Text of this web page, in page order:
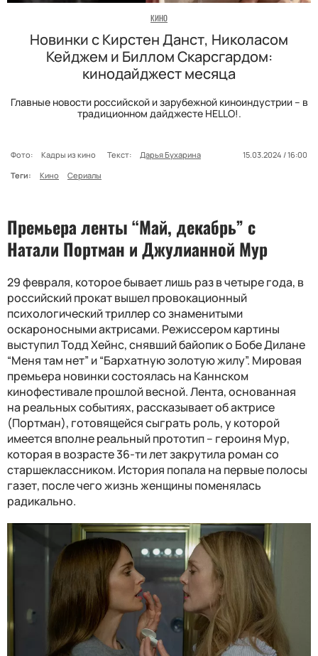
КИНО
Новинки с Кирстен Данст, Николасом
Кейджем и Биллом Скарсгардом:
кинодайджест месяца
Главные новости российской и зарубежной киноиндустрии – в
традиционном дайджесте HELLO!.
Фото: Кадры из кино Текст: Дарья Бухарина
15.03.2024 / 16:00
Теги:
Кино Сериалы
Премьера ленты “Май, декабрь” с
Натали Портман и Джулианной Мур
29 февраля, которое бывает лишь раз в четыре года, в
российский прокат вышел провокационный
психологический триллер со знаменитыми
оскароносными актрисами. Режиссером картины
выступил Тодд Хейнс, снявший байопик о Бобе Дилане
“Меня там нет” и “Бархатную золотую жилу”. Мировая
премьера новинки состоялась на Каннском
кинофестивале прошлой весной. Лента, основанная
на реальных событиях, рассказывает об актрисе
(Портман), готовящейся сыграть роль, у которой
имеется вполне реальный прототип – героиня Мур,
которая в возрасте 36-ти лет закрутила роман со
старшеклассником. История попала на первые полосы
газет, после чего жизнь женщины поменялась
радикально.